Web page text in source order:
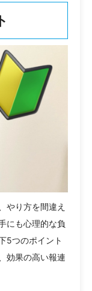
やり方を間違え
にも心理的な負
5つのポイント
効果の高い報連